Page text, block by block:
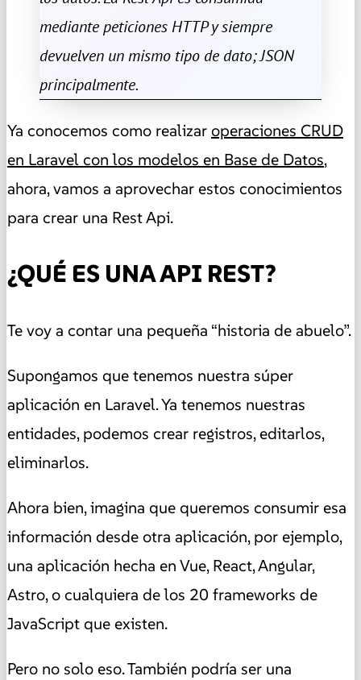
mediante peticiones HTTP y siempre
devuelven un mismo tipo de dato; JSON
principalmente.
Ya conocemos como realizaroperaciones CRUD
en Laravel con los modelos en Base de Datos,
ahora, vamos a aprovechar estos conocimientos
para crear una Rest Api.
¿QUÉ ES UNA API REST?
Te voy a contar una pequeña “historia de abuelo”.
Supongamos que tenemos nuestra súper
aplicación en Laravel. Ya tenemos nuestras
entidades, podemos crear registros, editarlos,
eliminarlos.
Ahora bien, imagina que queremos consumir esa
información desde otra aplicación, por ejemplo,
una aplicación hecha en Vue, React, Angular,
Astro, o cualquiera de los 20 frameworks de
JavaScript que existen.
Pero no solo eso. También podría ser una